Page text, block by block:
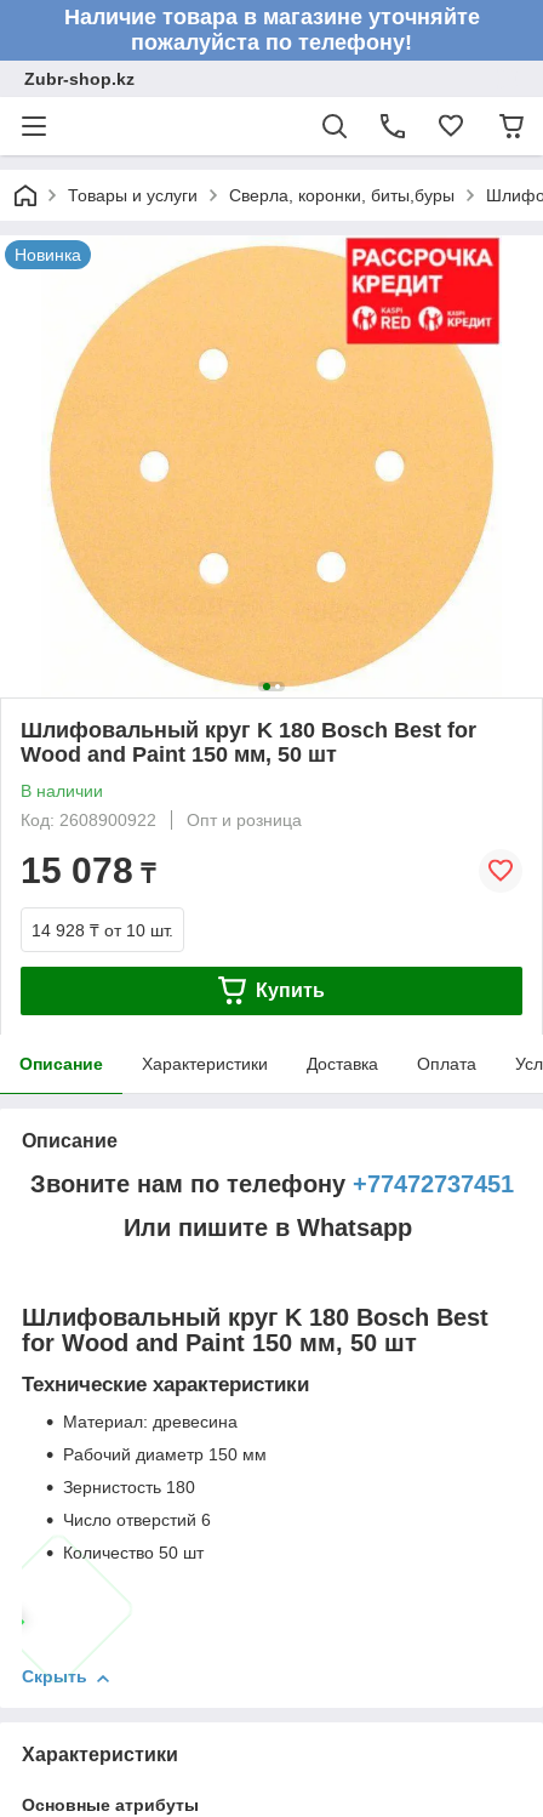
Наличие товара в магазине уточняйте
пожалуйста по телефону!
Zubr-shop.kz
Товары и услуги Сверла, коронки, биты,буры
Новинка
Шлифовальный круг K 180 Bosch Best for
Wood and Paint 150 мм, 50 шт
В наличии
Код: 2608900922
Опт и розница
15 078 ₸
14 928 ₸ от 10 шт.
Купить
Описание Характеристики Доставка Оплата
Описание
Звоните нам по телефону +77472737451
Или пишите в Whatsapp
Шлифовальный круг K 180 Bosch Best
for Wood and Paint 150 мм, 50 шт
Технические характеристики
Материал: древесина
Рабочий диаметр 150 мм
Зернистость 180
Число отверстий 6
Количество 50 шт
Скрыть
Характеристики
Основные атрибуты